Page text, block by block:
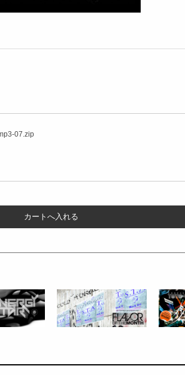
07.zip